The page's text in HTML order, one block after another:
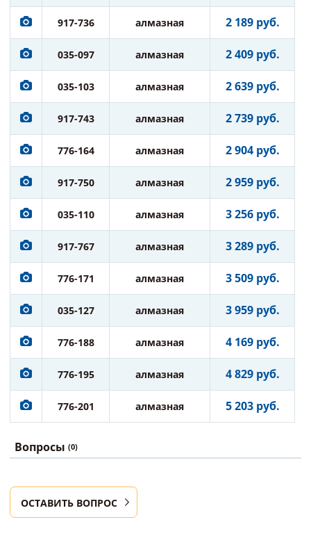
917-736 алмазная 2 189 руб.
035-097 алмазная 2 409 руб.
035-103 алмазная 2 639 руб.
917-743 алмазная 2 739 руб.
776-164 алмазная 2 904 руб.
917-750 алмазная 2 959 руб.
035-110 алмазная 3 256 руб.
917-767 алмазная 3 289 руб.
776-171 алмазная 3 509 руб.
035-127 алмазная 3 959 руб.
776-188 алмазная 4 169 руб.
776-195 алмазная 4 829 руб.
776-201 алмазная 5 203 руб.
Вопросы (0)
ОСТАВИТЬ ВОПРОС